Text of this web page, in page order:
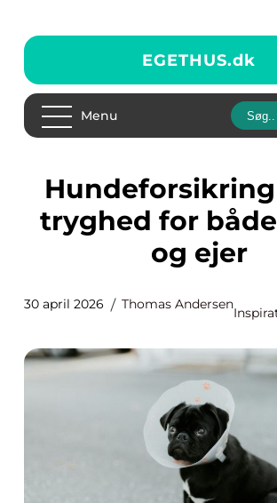
EGETHUS.dk
Menu
Hundeforsikring giver
tryghed for
og ejer
30 april 2026 Thomas Andersen